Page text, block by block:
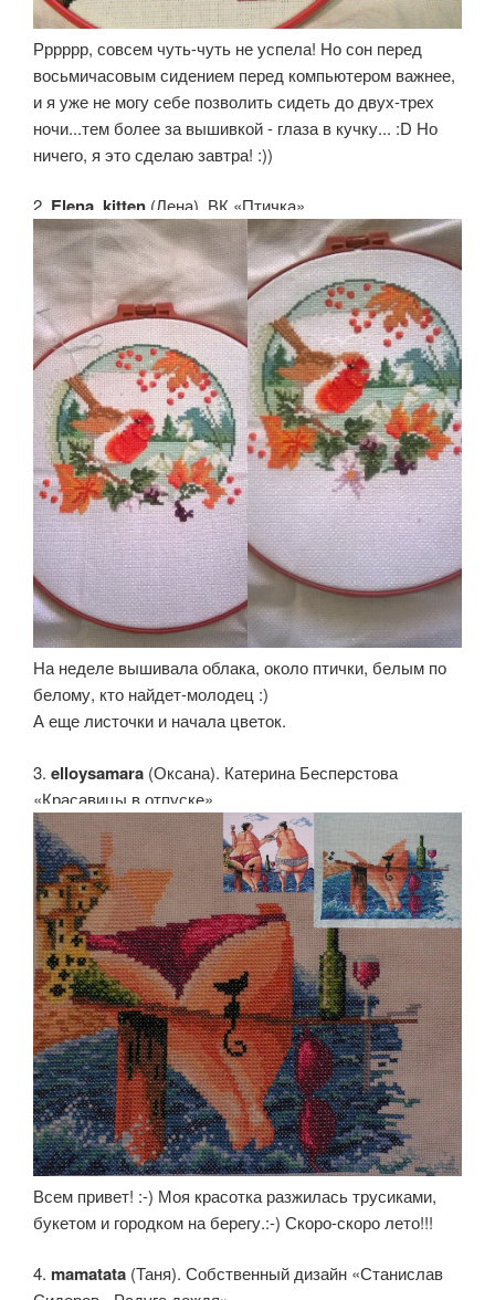
Рррррр, совсем чуть-чуть не успела! Но сон перед
восьмичасовым сидением перед компьютером важнее,
и я уже не могу себе позволить сидеть до двух-трех
ночи...тем более за вышивкой - глаза в кучку... :D Но
ничего, я это сделаю завтра! :))
2. Elena_kitten (Лена). ВК «Птичка»
На неделе вышивала облака, около птички, белым по
белому, кто найдет-молодец :)
А еще листочки и начала цветок.
3. elloysamara (Оксана). Катерина Бесперстова
«Красавицы в отпуске»
Всем привет! :-) Моя красотка разжилась трусиками,
букетом и городком на берегу.:-) Скоро-скоро лето!!!
4. mamatata (Таня). Собственный дизайн «Станислав